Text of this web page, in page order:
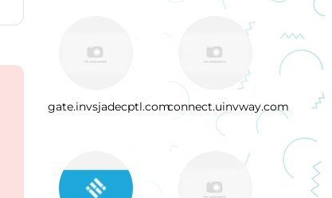
gate.invsjadecptl.comconnect.uinvway.com